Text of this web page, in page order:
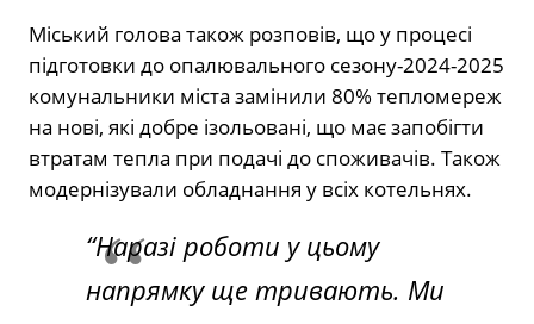
Міський голова також розповів, що у процесі
підготовки до опалювального сезону-2024-2025
комунальники міста замінили 80% тепломереж
на нові, які добре ізольовані, що має запобігти
втратам тепла при подачі до споживачів. Також
модернізували обладнання у всіх котельнях.
“Наразі роботи у цьому
напрямку ще тривають. Ми